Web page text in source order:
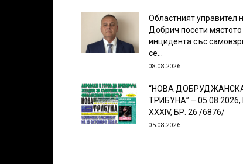
Областният управител
Добрич посети мястото
инцидента със
се...
08.08.2026
“НОВА
ТРИБУНА” – 05.08.2026,
XXХIV, БР. 26 /6876/
05.08.2026